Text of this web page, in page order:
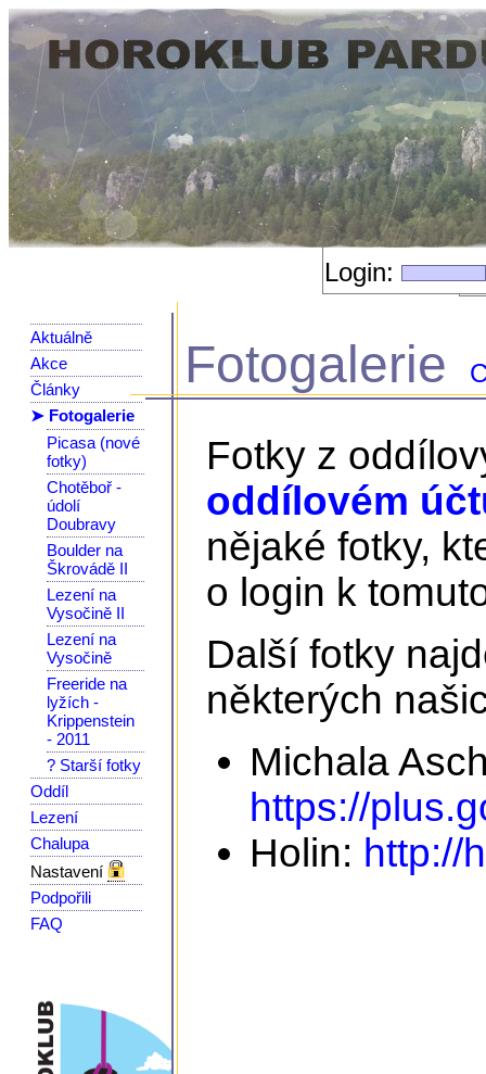
Login:
Aktuálně
Akce
Články
➤ Fotogalerie
Picasa (nové
fotky)
Chotěboř -
údolí
Doubravy
Boulder na
Škrovádě II
Lezení na
Vysočině II
Lezení na
Vysočině
Freeride na
lyžích -
Krippenstein
- 2011
? Starší fotky
Oddíl
Lezení
Chalupa
Nastavení
Podpořili
FAQ
Fotogalerie
Fotky z
oddílovém
nějaké fotky,
o login k
Další fotky
některých
Michala
https://
Holin: http://